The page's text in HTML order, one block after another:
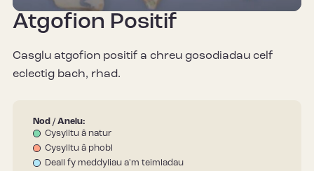
Atgofion Positif
Casglu atgofion positif a chreu gosodiadau celf
eclectig bach, rhad.
Nod / Anelu:
Cysylltu â natur
Cysylltu â phobl
Deall fy meddyliau a'm teimladau